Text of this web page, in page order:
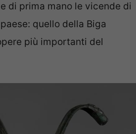
di prima mano le vicende di
quello della Biga
più importanti del